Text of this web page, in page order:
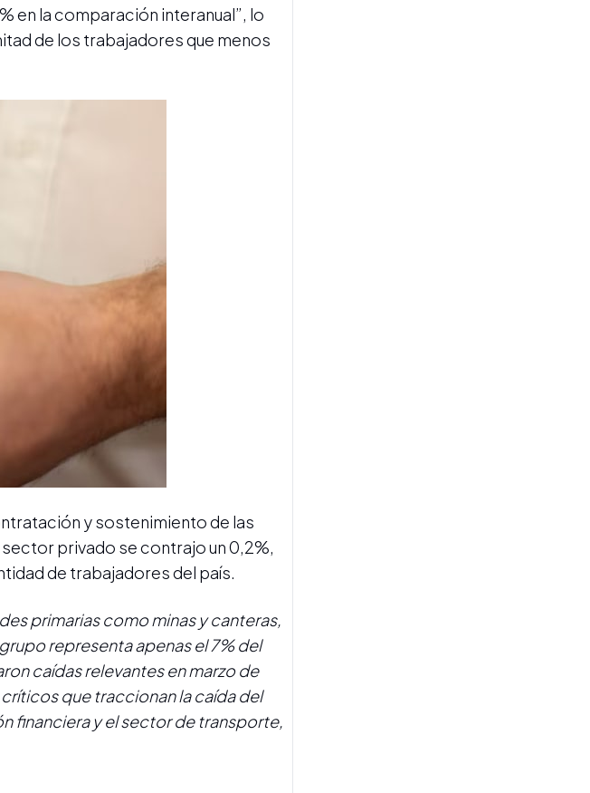
en la comparación interanual”, lo
de los trabajadores que menos
y sostenimiento de las
privado se contrajo un 0,2%,
de trabajadores del país.
primarias como minas y canteras,
representa apenas el 7% del
caídas relevantes en marzo de
que traccionan la caída del
financiera y el sector de transporte,